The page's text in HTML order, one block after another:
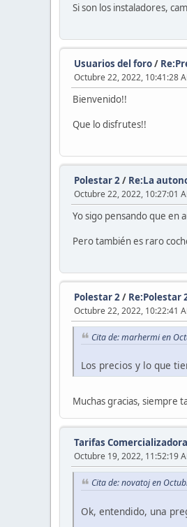
Si son los instaladores,
Usuarios del foro/
Octubre 22, 2022, 10:41:28
Bienvenido!!
Que lo disfrutes!!
Polestar 2/ Re:La
Octubre 22, 2022, 10:27:01
Yo sigo pensando que en
Pero también es raro
Polestar 2/ Re:Polestar
Octubre 22, 2022, 10:22:41
Cita de: marhermi en
Los precios y lo que
Muchas gracias, siempre
Tarifas
Octubre 19, 2022, 11:52:19
Cita de: novatoj en
Ok, entendido, una